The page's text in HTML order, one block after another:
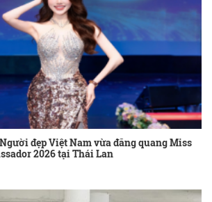
đẹp Việt Nam vừa đăng quang Miss
2026 tại Thái Lan